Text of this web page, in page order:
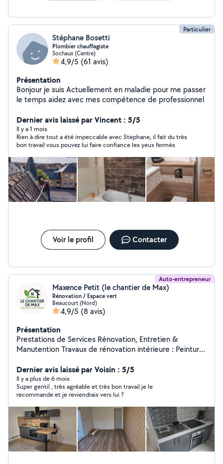
Particulier
Stéphane Bosetti
Plombier chauffagiste
Sochaux (Centre)
4,9/5 (61 avis)
Présentation
Bonjour je suis Actuellement en maladie pour me passer
le temps aidez avec mes compétence de professionnel
Dernier avis laissé par Vincent : 5/5
Il y a 1 mois
Rien à dire tout a été impeccable avec Stephane, il fait du très
bon travail vous pouvez lui faire confiance les yeux fermés
Voir le profil Contacter
Auto-entrepreneur
Maxence Petit (le chantier de Max)
Rénovation / Espace vert
Beaucourt (Nord)
4,9/5 (8 avis)
Présentation
Prestations de Services Rénovation, Entretien &
Manutention Travaux de rénovation intérieure : Peinture
mesure Plomberie Appareillage électrique ...et bien plus
selon vos besoins ! Entretien d'espaces verts : Tonte de
pelouse Taille de haies Débroussaillage Entretien
général Nettoyage de terrasses Autres services :
Manutention diverse Petits travaux de maçonnerie
Permis VL & PL Déplacements facilités et prise en
charge de missions avec véhicule. Contact : Pour toute
demande d'information ou de devis, n'hésitez pas à me
joindre. Secteur Belfort Montbéliard sud Alsace
Dernier avis laissé par Voisin : 5/5
Il y a plus de 6 mois
Super gentil , très agréable et très bon travail je le
recommande et je reviendrais vers lui ?